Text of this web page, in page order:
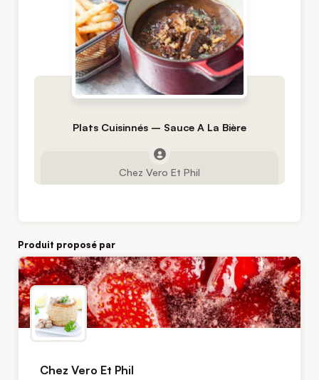
Plats Cuisinnés – Sauce A La Bière
Chez Vero Et Phil
Produit proposé par
Chez Vero Et Phil